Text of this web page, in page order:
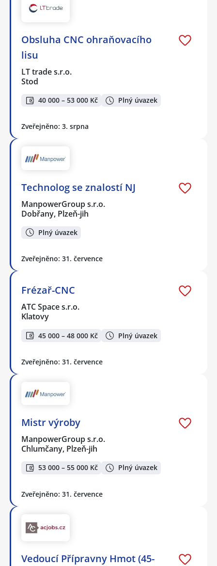
Obsluha CNC ohraňovacího
lisu
LT trade s.r.o.
Stod
40 000 – 53 000 Kč Plný úvazek
Zveřejněno: 3. srpna
Technolog se znalostí NJ
ManpowerGroup s.r.o.
Dobřany, Plzeň-jih
Plný úvazek
Zveřejněno: 31. července
Frézař-CNC
ATC Space s.r.o.
Klatovy
45 000 – 48 000 Kč Plný úvazek
Zveřejněno: 31. července
Mistr výroby
ManpowerGroup s.r.o.
Chlumčany, Plzeň-jih
53 000 – 55 000 Kč Plný úvazek
Zveřejněno: 31. července
Vedoucí Přípravny Hmot (45-